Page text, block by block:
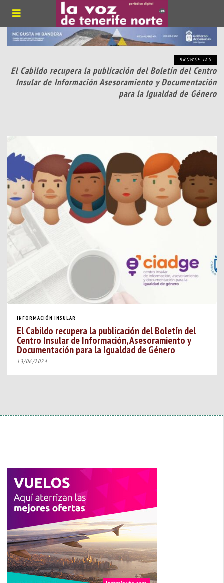
BROWSE TAG
El Cabildo recupera la publicación del Boletín del Centro
Insular de Información Asesoramiento y Documentación
para la Igualdad de Género
INFORMACIÓN INSULAR
El Cabildo recupera la publicación del Boletín del
Centro Insular de Información, Asesoramiento y
Documentación para la Igualdad de Género
13/06/2024